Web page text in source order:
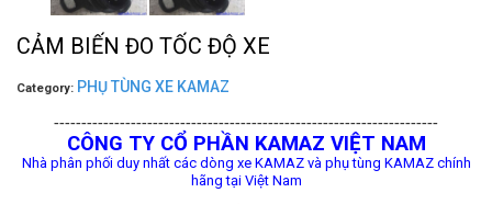
CẢM BIẾN ĐO TỐC ĐỘ XE
Category: PHỤ TÙNG XE KAMAZ
----------------------------------------------------------------------
CÔNG TY CỔ PHẦN KAMAZ VIỆT NAM
Nhà phân phối duy nhất các dòng xe KAMAZ và phụ tùng KAMAZ chính
hãng tại Việt Nam